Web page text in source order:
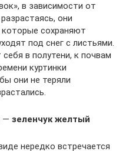
в зависимости от
они
сохраняют
под снег с листьями.
в полутени, к почвам
куртинки
они не теряли
— зеленчук желтый
нередко встречается